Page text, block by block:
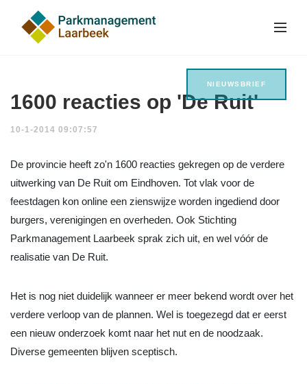
1600 reacties op 'De Ruit'
10-1-2014 09:07:57
De provincie heeft zo'n 1600 reacties gekregen op de verdere
uitwerking van De Ruit om Eindhoven. Tot vlak voor de
feestdagen kon online een zienswijze worden ingediend door
burgers, verenigingen en overheden. Ook Stichting
Parkmanagement Laarbeek sprak zich uit, en wel vóór de
realisatie van De Ruit.
Het is nog niet duidelijk wanneer er meer bekend wordt over het
verdere verloop van de plannen. Wel is toegezegd dat er eerst
een nieuw onderzoek komt naar het nut en de noodzaak.
Diverse gemeenten blijven sceptisch.
NIEUWSBRIEF